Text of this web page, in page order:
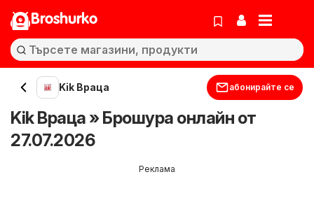
Broshurko
Kik Враца абонирайте се
Kik Враца » Брошура онлайн от
27.07.2026
Реклама